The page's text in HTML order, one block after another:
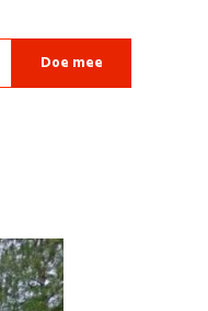
Doe mee